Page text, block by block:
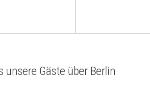
unsere Gäste über Berlin